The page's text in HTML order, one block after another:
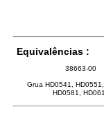
Equivalências :
38663-00
Grua HD0541, HD0551,
HD0581,